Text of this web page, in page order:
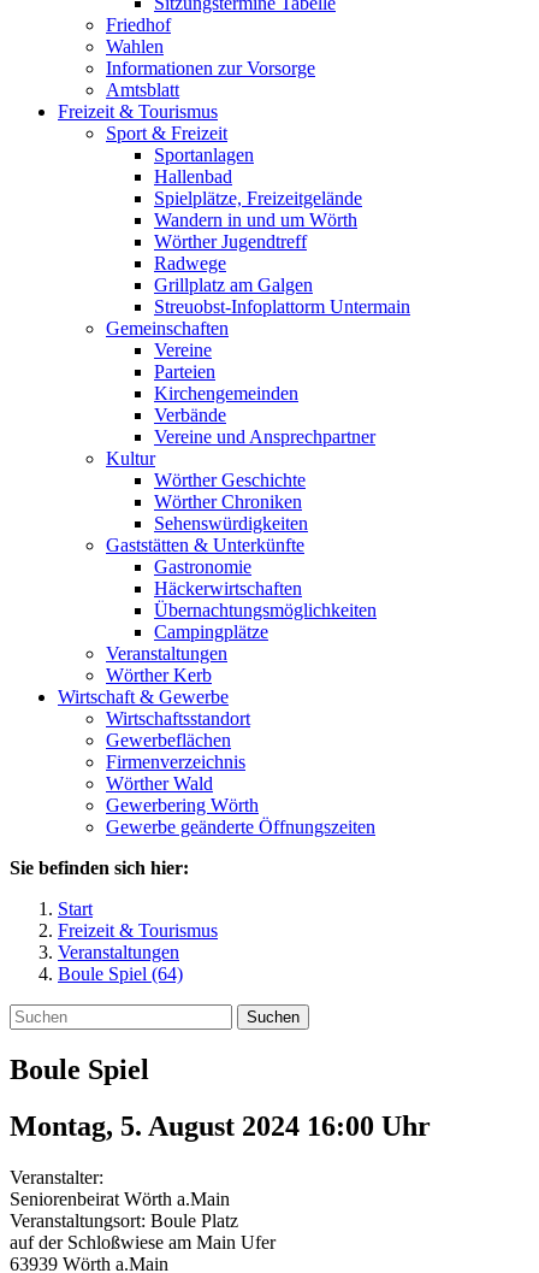
Friedhof
Wahlen
Informationen zur Vorsorge
Amtsblatt
Freizeit & Tourismus
Sport & Freizeit
Sportanlagen
Hallenbad
Spielplätze, Freizeitgelände
Wandern in und um Wörth
Wörther Jugendtreff
Radwege
Grillplatz am Galgen
Streuobst-Infoplattorm Untermain
Gemeinschaften
Vereine
Parteien
Kirchengemeinden
Verbände
Vereine und Ansprechpartner
Kultur
Wörther Geschichte
Wörther Chroniken
Sehenswürdigkeiten
Gaststätten & Unterkünfte
Gastronomie
Häckerwirtschaften
Übernachtungsmöglichkeiten
Campingplätze
Veranstaltungen
Wörther Kerb
Wirtschaft & Gewerbe
Wirtschaftsstandort
Gewerbeflächen
Firmenverzeichnis
Wörther Wald
Gewerbering Wörth
Gewerbe geänderte Öffnungszeiten
Sie befinden sich hier:
Start
Freizeit & Tourismus
Veranstaltungen
Boule Spiel (64)
Suchen
Boule Spiel
Montag, 5. August 2024 16:00 Uhr
Veranstalter:
Seniorenbeirat Wörth a.Main
Veranstaltungsort: Boule Platz
auf der Schloßwiese am Main Ufer
63939 Wörth a.Main